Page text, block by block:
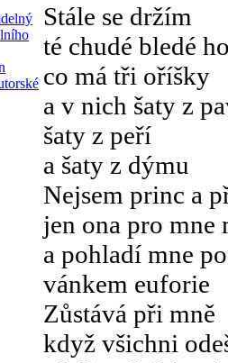
Stále se držím
té chudé bledé
co má tři oříšky
a v nich šaty z
šaty z peří
a šaty z dýmu
Nejsem princ a
jen ona pro mne
a pohladí mne
vánkem euforie
Zůstává při mně
když všichni